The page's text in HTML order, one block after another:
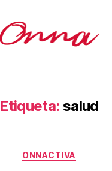
Etiqueta: salud
Categorías
ONNACTIVA